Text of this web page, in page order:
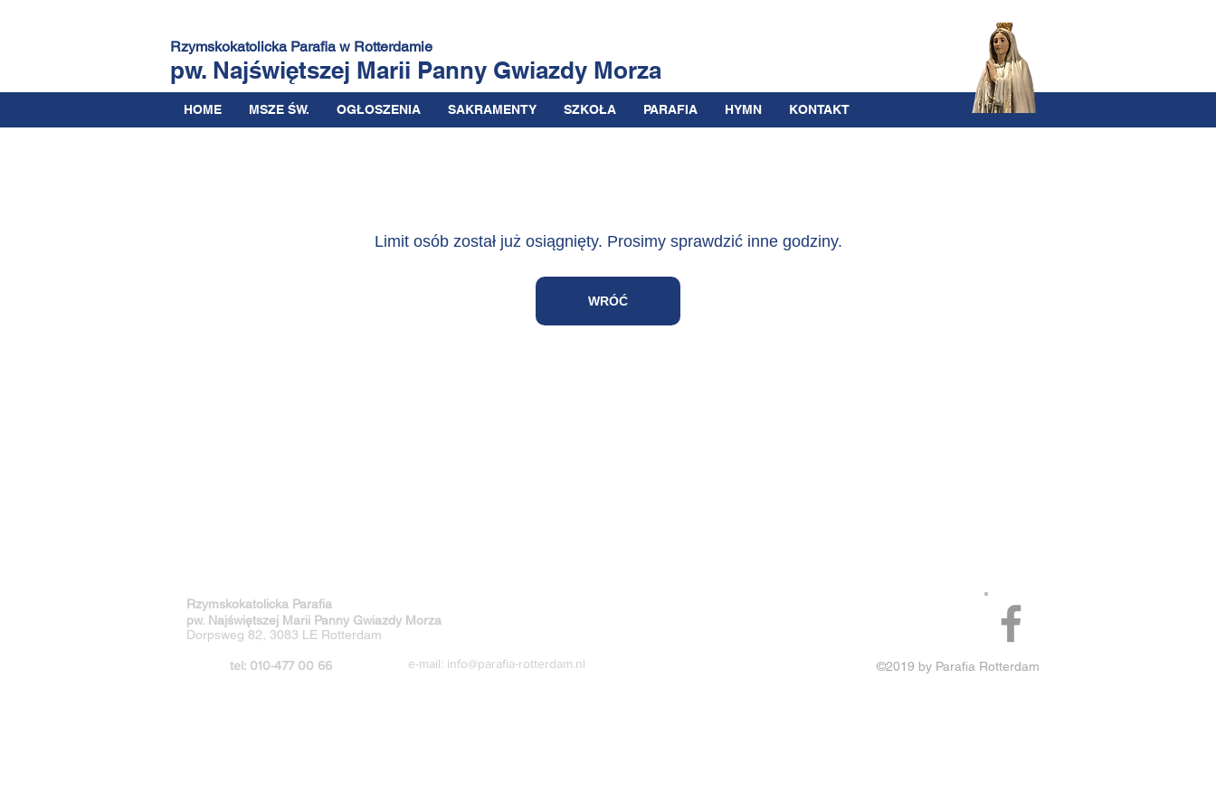
Rzymskokatolicka Parafiaw Rotterdamie
pw. Najświętszej Marii Panny Gwiazdy Morza
HOME MSZE ŚW. OGŁOSZENIA SAKRAMENTY SZKOŁA PARAFIA HYMN KONTAKT
Limit osób został już osiągnięty. Prosimy sprawdzić inne godziny.
WRÓĆ
Rzymskokatolicka Parafia
pw. Najświętszej Marii Panny Gwiazdy Morza
Dorpsweg 82, 3083 LE Rotterdam
tel: 010-477 00 66 e-mail: info@parafia-rotterdam.nl ©2019 by Parafia Rotterdam